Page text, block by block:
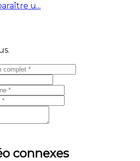
u...
connexes